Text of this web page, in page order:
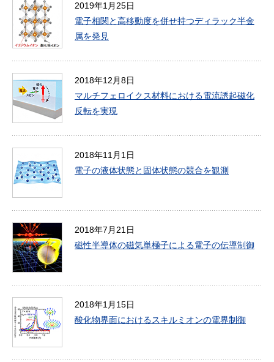
2019年1月25日
電子相関と高移動度を併せ持つディラック半金
属を発見
2018年12月8日
マルチフェロイクス材料における電流誘起磁化
反転を実現
2018年11月1日
電子の液体状態と固体状態の競合を観測
2018年7月21日
磁性半導体の磁気単極子による電子の伝導制御
2018年1月15日
酸化物界面におけるスキルミオンの電界制御